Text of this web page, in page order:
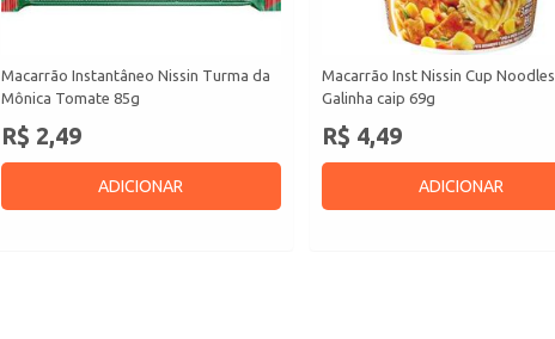
Macarrão Instantâneo Nissin Turma da
Mônica Tomate 85g
R$ 2,49
ADICIONAR
Macarrão Inst Nissin Cup Noodles
Galinha caip 69g
R$ 4,49
ADICIONAR